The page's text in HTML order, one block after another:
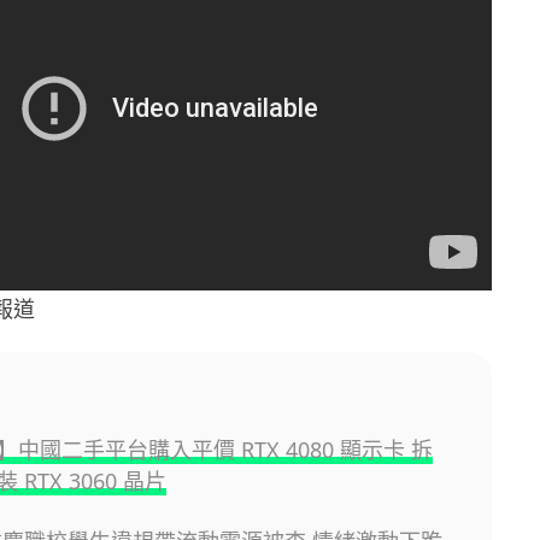
道
中國二手平台購入平價 RTX 4080 顯示卡 拆
RTX 3060 晶片